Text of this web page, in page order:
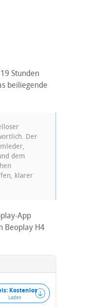
Stunden
beiliegende
Der
dem
klarer
App
Beoplay H4
Kostenlos
Laden